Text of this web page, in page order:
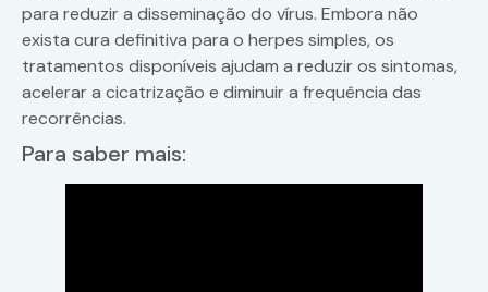
para reduzir a disseminação do vírus. Embora não
exista cura definitiva para o herpes simples, os
tratamentos disponíveis ajudam a reduzir os sintomas,
acelerar a cicatrização e diminuir a frequência das
recorrências.
Para saber mais: